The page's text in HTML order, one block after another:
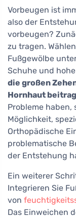
Vorbeugen ist
also der
vorbeugen?
zu tragen.
Fußgewölbe
Schuhe und
die großen
Hornhaut
Probleme haben,
Möglichkeit,
Orthopädische
problematische
der Entstehung
Ein weiterer
Integrieren Sie
von
Das Einweichen